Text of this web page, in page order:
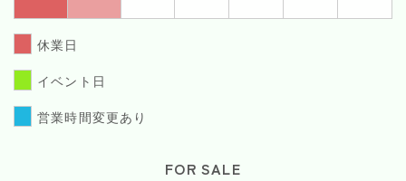
休業日
イベント日
営業時間変更あり
FOR SALE